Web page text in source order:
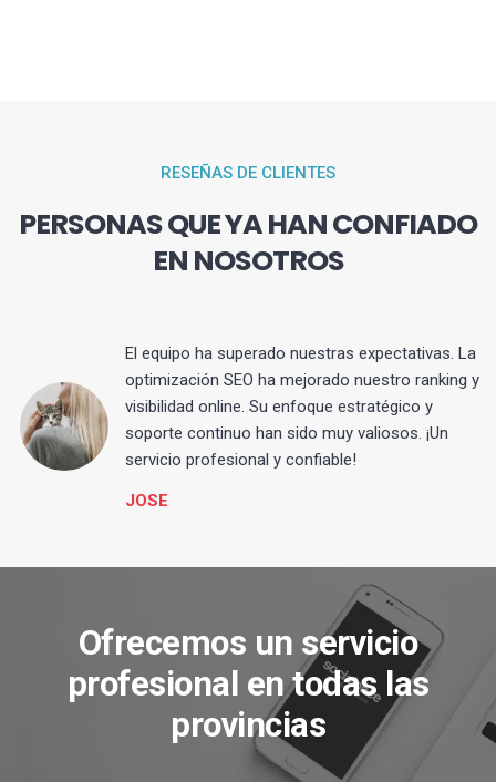
RESEÑAS DE CLIENTES
PERSONAS QUE YA HAN CONFIADO
EN NOSOTROS
El equipo ha superado nuestras expectativas. La
optimización SEO ha mejorado nuestro ranking y
visibilidad online. Su enfoque estratégico y
soporte continuo han sido muy valiosos. ¡Un
servicio profesional y confiable!
JOSE
Ofrecemos un servicio
profesional en todas las
provincias